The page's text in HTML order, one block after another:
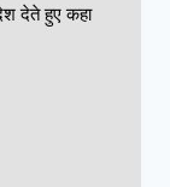
देते हुए कहा